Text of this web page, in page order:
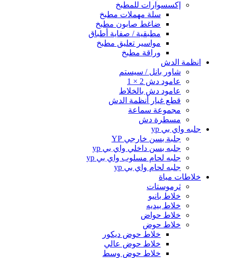
إكسسوارات للمطبخ
سلة مهملات مطبخ
ضاغط صابون مطبخ
مطبقية / صفاية أطباق
مواسير تعليق مطبخ
وراقة مطبخ
انظمة الدش
شاور بانل / سيستم
عامود دش 2 × 1
عامود دش بالخلاط
قطع غيار أنظمة الدش
مجموعة سماعة
مسطرة دش
جلبه واي بي yp
جلبة بسن خارجي YP
جلبه بسن داخلي واي بي yp
جلبه لحام مسلوب واي بي yp
جلبه لحام واي بي yp
خلاطات مياة
ثرموستات
خلاط بانيو
خلاط بيديه
خلاط حواض
خلاط حوض
خلاط حوض ديكور
خلاط حوض عالي
خلاط حوض وسط